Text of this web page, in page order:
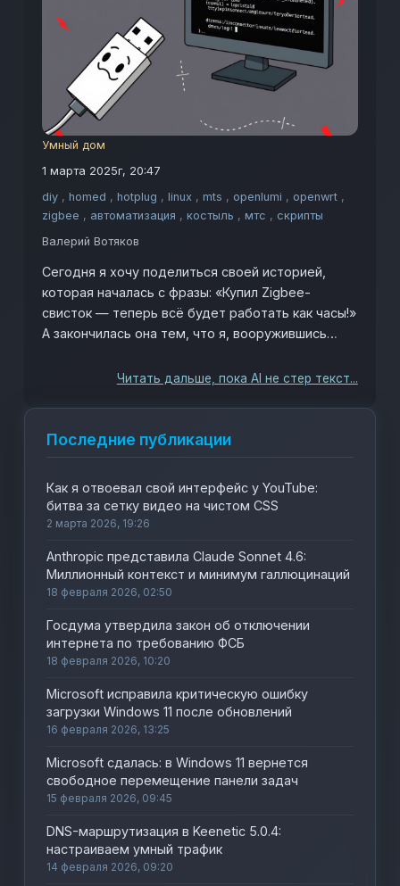
Умный дом
1 марта 2025г, 20:47
diy , homed , hotplug , linux , mts , openlumi , openwrt ,
zigbee , автоматизация , костыль , мтс , скрипты
Валерий Вотяков
Сегодня я хочу поделиться своей историей,
которая началась с фразы: «Купил Zigbee-
свисток — теперь всё будет работать как часы!»
А закончилась она тем, что я, вооружившись
которое решило стать путешественником,
Читать дальше, пока AI не стер текст...
Последние публикации
Как я отвоевал свой интерфейс у YouTube:
битва за сетку видео на чистом CSS
2 марта 2026, 19:26
Anthropic представила Claude Sonnet 4.6:
Миллионный контекст и минимум галлюцинаций
18 февраля 2026, 02:50
Госдума утвердила закон об отключении
интернета по требованию ФСБ
18 февраля 2026, 10:20
Microsoft исправила критическую ошибку
загрузки Windows 11 после обновлений
16 февраля 2026, 13:25
Microsoft сдалась: в Windows 11 вернется
свободное перемещение панели задач
15 февраля 2026, 09:45
DNS-маршрутизация в Keenetic 5.0.4:
настраиваем умный трафик
14 февраля 2026, 09:20